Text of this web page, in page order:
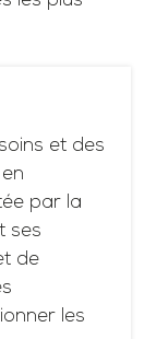
et des
par la
ses
de
les